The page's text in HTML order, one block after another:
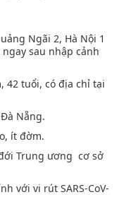
Ngãi 2, Hà Nội 1
sau nhập cảnh
42 tuổi, có địa chỉ tại
Nẵng.
ít đờm.
Trung ương cơ sở
với vi rút SARS-CoV-